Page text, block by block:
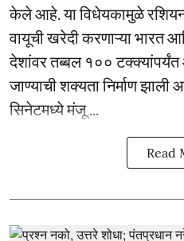
केले आहे. या विधेयकामुळे
वायूची खरेदी करणाऱ्या भारत
देशांवर तब्बल १००
जाण्याची शक्यता निर्माण झाली
सिनेटमध्ये मंजू ...
Read